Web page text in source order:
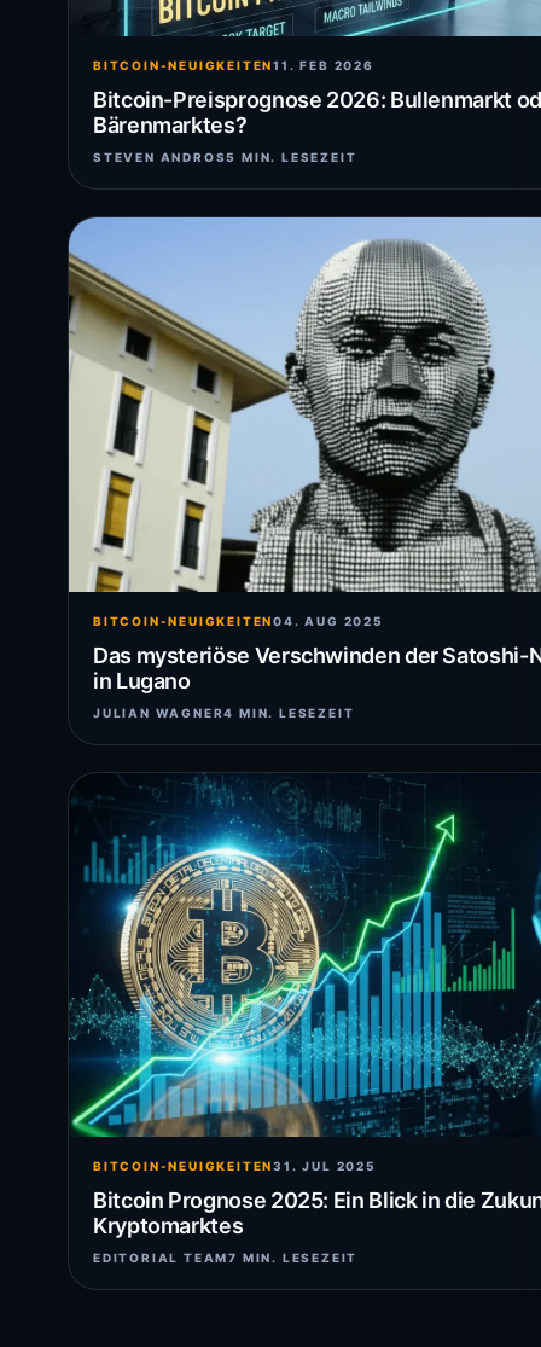
BITCOIN-NEUIGKEITEN11. FEB 2026
Bitcoin-Preisprognose 2026: Bullenmarkt
Bärenmarktes?
STEVEN ANDROS5 MIN. LESEZEIT
BITCOIN-NEUIGKEITEN04. AUG 2025
Das mysteriöse Verschwinden der Satoshi-
in Lugano
JULIAN WAGNER4 MIN. LESEZEIT
BITCOIN-NEUIGKEITEN31. JUL 2025
Bitcoin Prognose 2025: Ein Blick in die
Kryptomarktes
EDITORIAL TEAM7 MIN. LESEZEIT